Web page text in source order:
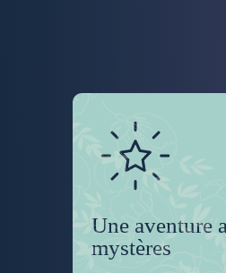
Une aventure
mystères